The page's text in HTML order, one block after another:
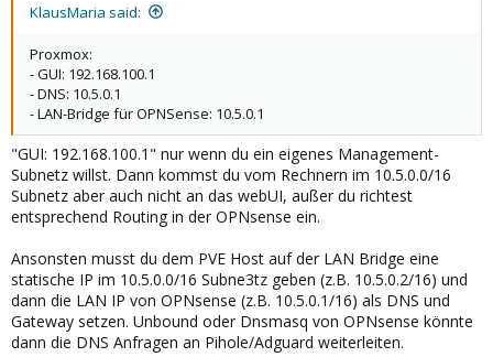
KlausMaria said:
Proxmox:
- GUI: 192.168.100.1
- DNS: 10.5.0.1
- LAN-Bridge für OPNSense: 10.5.0.1
"GUI: 192.168.100.1" nur wenn du ein eigenes Management-
Subnetz willst. Dann kommst du vom Rechnern im 10.5.0.0/16
Subnetz aber auch nicht an das webUI, außer du richtest
entsprechend Routing in der OPNsense ein.
Ansonsten musst du dem PVE Host auf der LAN Bridge eine
statische IP im 10.5.0.0/16 Subne3tz geben (z.B. 10.5.0.2/16) und
dann die LAN IP von OPNsense (z.B. 10.5.0.1/16) als DNS und
Gateway setzen. Unbound oder Dnsmasq von OPNsense könnte
dann die DNS Anfragen an Pihole/Adguard weiterleiten.